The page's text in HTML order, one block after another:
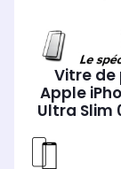
Vitre
Apple
Ultra Slim